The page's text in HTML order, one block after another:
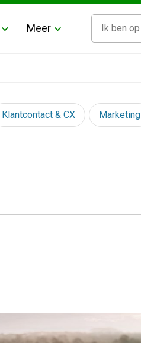
Meer
Klantcontact & CX Marketing